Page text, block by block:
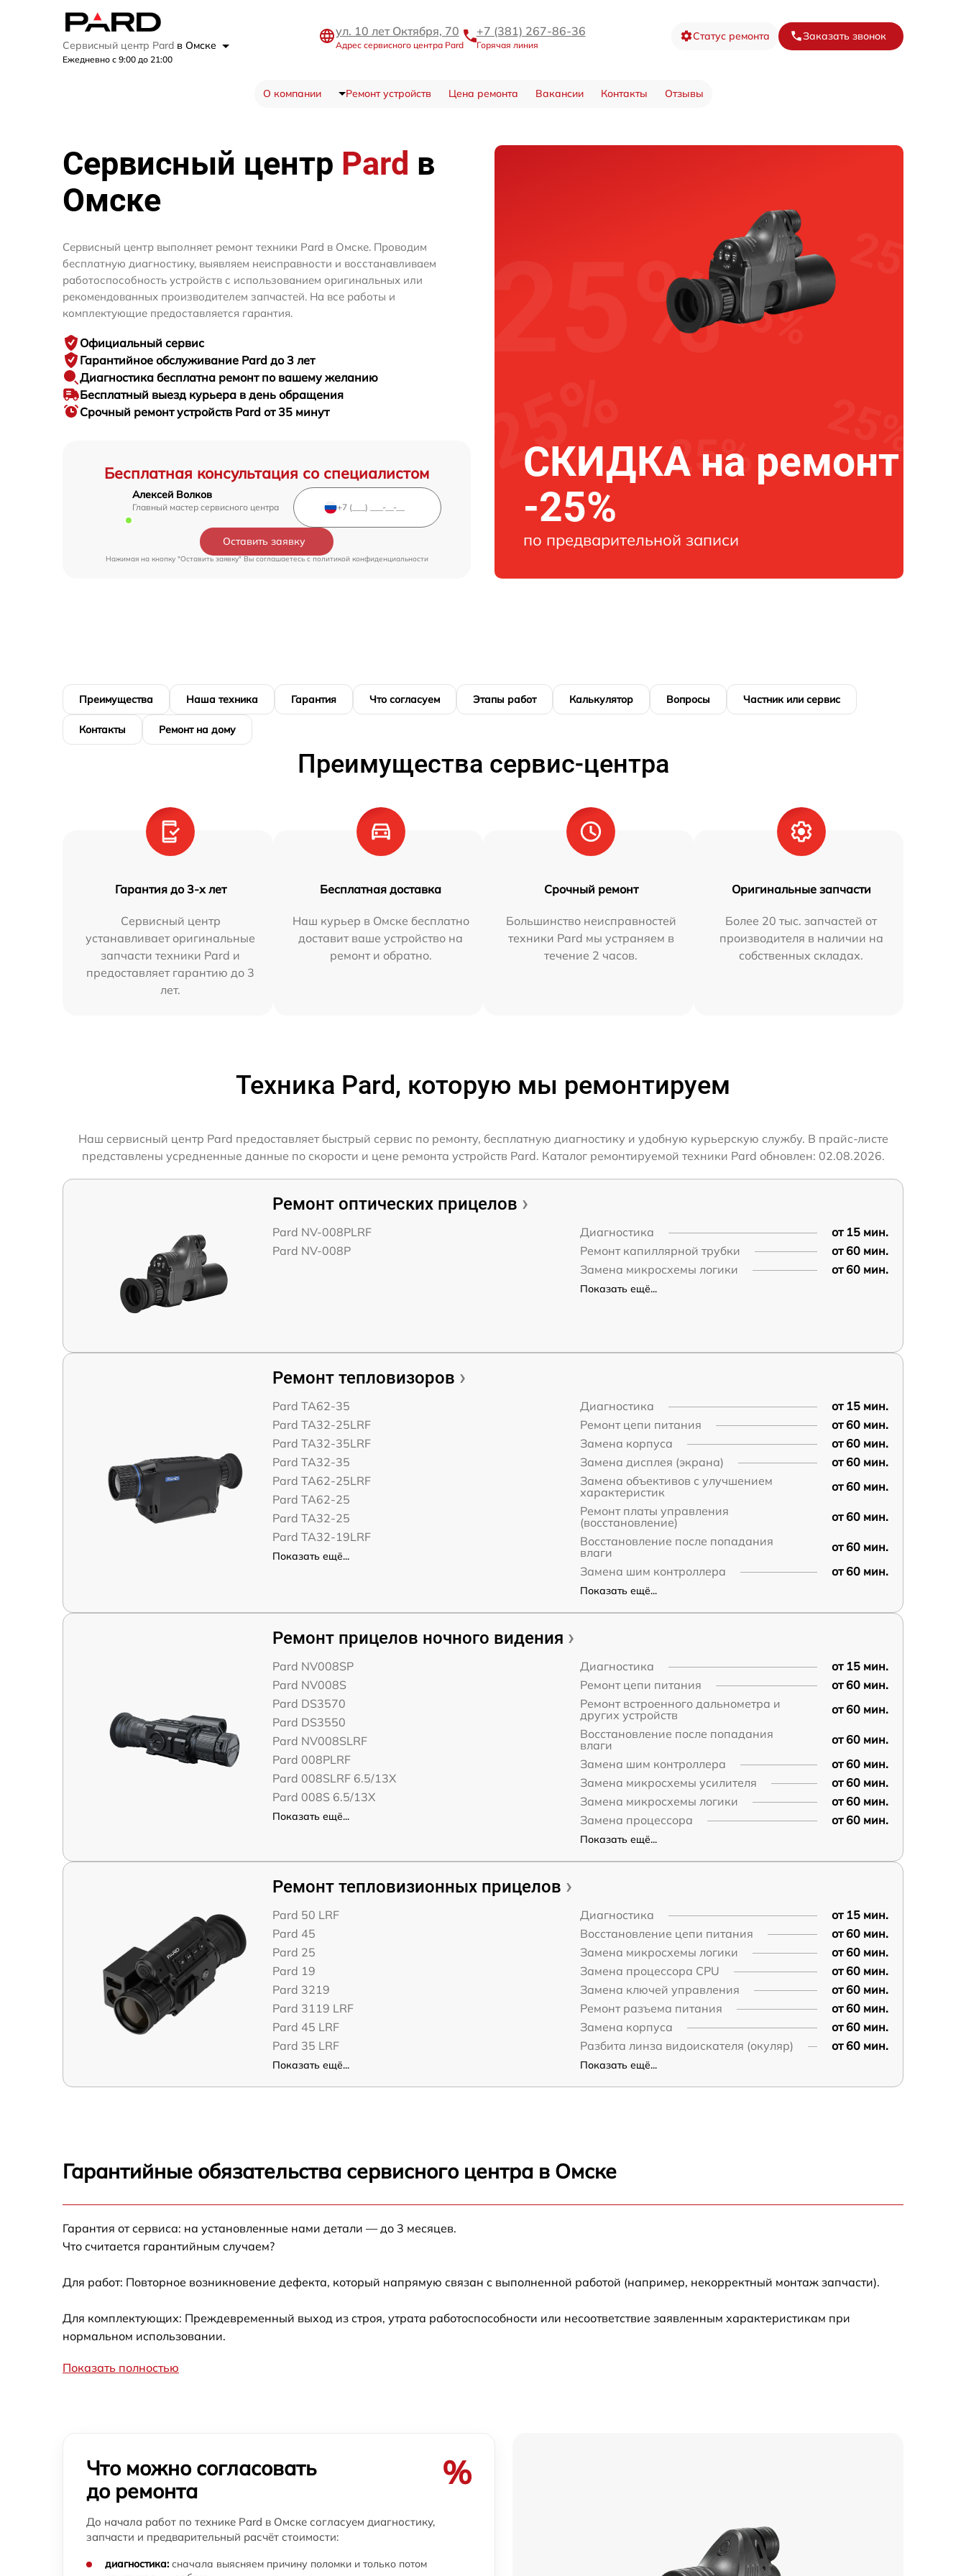
Сервисный центр Pard в Омске
Ежедневно с 9:00 до 21:00
ул. 10 лет Октября, 70
Адрес сервисного центра Pard
+7 (381) 267-86-36
Горячая линия
Статус ремонта Заказать звонок
О компании Ремонт устройств Цена ремонта Вакансии Контакты Отзывы
Сервисный центр Pard в
Омске
Бесплатная консультация со специалистом
Алексей Волков
Главный мастер сервисного центра
Оставить заявку
Нажимая на кнопку "Оставить заявку" Вы соглашаетесь cполитикой конфиденциальности
Сервисный центр выполняет ремонт техники Pard в Омске. Проводим
бесплатную диагностику, выявляем неисправности и восстанавливаем
работоспособность устройств с использованием оригинальных или
рекомендованных производителем запчастей. На все работы и
комплектующие предоставляется гарантия.
Официальный сервис
Гарантийное обслуживание Pard до 3 лет
Диагностика бесплатна ремонт по вашему желанию
Бесплатный выезд курьера в день обращения
Срочный ремонтустройств Pard от 35 минут
СКИДКА на ремонт
-25%
по предварительной записи
Преимущества Наша техника Гарантия Что согласуем Этапы работ Калькулятор Вопросы Частник или сервис
Контакты Ремонт на дому
Преимущества сервис-центра
Гарантия до 3-х лет
Сервисный центр
устанавливает оригинальные
запчасти техники Pard и
предоставляет гарантию до 3
лет.
Бесплатная доставка
Наш курьер в Омске бесплатно
доставит ваше устройство на
ремонт и обратно.
Срочный ремонт
Большинство неисправностей
техники Pard мы устраняем в
течение 2 часов.
Оригинальные запчасти
Более 20 тыс. запчастей от
производителя в наличии на
собственных складах.
Техника Pard, которую мы ремонтируем
Наш сервисный центр Pard предоставляет быстрый сервис по ремонту, бесплатную диагностику и удобную курьерскую службу. В прайс-листе
представлены усредненные данные по скорости и цене ремонта устройств Pard. Каталог ремонтируемой техники Pard обновлен: 02.08.2026.
Ремонт оптических прицелов
Pard NV-008PLRF
Pard NV-008P
Диагностика
от 15 мин.
Ремонт капиллярной трубки
от 60 мин.
Замена микросхемы логики
от 60 мин.
Показать ещё...
Ремонт тепловизоров
Pard TA62-35
Pard TA32-25LRF
Pard TA32-35LRF
Pard TA32-35
Pard TA62-25LRF
Pard TA62-25
Pard TA32-25
Pard TA32-19LRF
Показать ещё...
Диагностика
от 15 мин.
Ремонт цепи питания
от 60 мин.
Замена корпуса
от 60 мин.
Замена дисплея (экрана)
от 60 мин.
Замена объективов с улучшением
характеристик
от 60 мин.
Ремонт платы управления
(восстановление)
от 60 мин.
Восстановление после попадания
влаги
от 60 мин.
Замена шим контроллера
от 60 мин.
Показать ещё...
Ремонт прицелов ночного видения
Pard NV008SP
Pard NV008S
Pard DS3570
Pard DS3550
Pard NV008SLRF
Pard 008PLRF
Pard 008SLRF 6.5/13X
Pard 008S 6.5/13X
Показать ещё...
Диагностика
от 15 мин.
Ремонт цепи питания
от 60 мин.
Ремонт встроенного дальнометра и
других устройств
от 60 мин.
Восстановление после попадания
влаги
от 60 мин.
Замена шим контроллера
от 60 мин.
Замена микросхемы усилителя
от 60 мин.
Замена микросхемы логики
от 60 мин.
Замена процессора
от 60 мин.
Показать ещё...
Ремонт тепловизионных прицелов
Pard 50 LRF
Pard 45
Pard 25
Pard 19
Pard 3219
Pard 3119 LRF
Pard 45 LRF
Pard 35 LRF
Показать ещё...
Диагностика
от 15 мин.
Восстановление цепи питания
от 60 мин.
Замена микросхемы логики
от 60 мин.
Замена процессора CPU
от 60 мин.
Замена ключей управления
от 60 мин.
Ремонт разъема питания
от 60 мин.
Замена корпуса
от 60 мин.
Разбита линза видоискателя (окуляр)
от 60 мин.
Показать ещё...
Гарантийные обязательства сервисного центра в Омске
Гарантия от сервиса: на установленные нами детали — до 3 месяцев.
Что считается гарантийным случаем?
Для работ: Повторное возникновение дефекта, который напрямую связан с выполненной работой (например, некорректный монтаж запчасти).
Для комплектующих: Преждевременный выход из строя, утрата работоспособности или несоответствие заявленным характеристикам при
нормальном использовании.
Показать полностью
Что можно согласовать
до ремонта
%
До начала работ по технике Pard в Омске согласуем диагностику,
запчасти и предварительный расчёт стоимости:
диагностика: сначала выясняем причину поломки и только потом